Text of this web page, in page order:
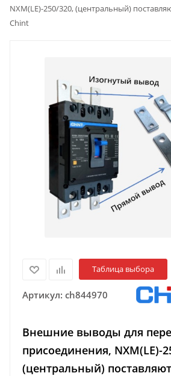
NXM(LE)-250/320, (центральный)
Chint
Таблица выбора
Артикул: ch844970
Внешние выводы для
присоединения, NXM(LE)-
(центральный)